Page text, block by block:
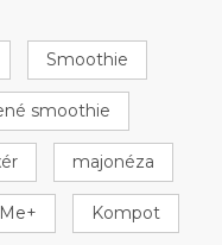
Smoothie
smoothie
majonéza
Kompot